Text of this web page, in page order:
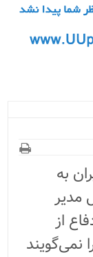
به
‌مدیر
از
نمی‌گویند